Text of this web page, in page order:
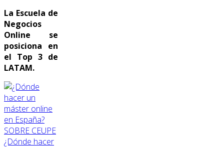
La Escuela de
Negocios
Online se
posiciona en
el Top 3 de
LATAM.
SOBRE CEUPE
¿Dónde hacer